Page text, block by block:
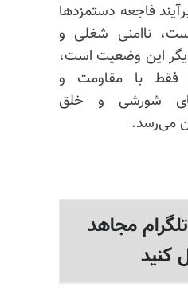
فاجعه دستمزدها
ناامنی شغلی و
این وضعیت است،
فقط با مقاومت و
شورشی و خلق
می‌رسد.
مجاهد
کنید